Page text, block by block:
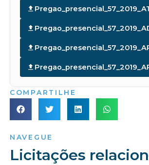
COMPARTILHE
NAVEGUE
Licitações